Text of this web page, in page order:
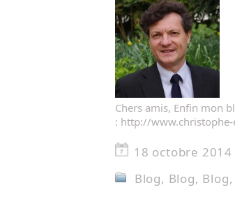
Chers amis, Enfin mon
: http://www.christophe-
18 octobre 2014
Blog, Blog, Blog,